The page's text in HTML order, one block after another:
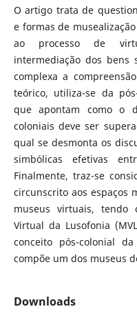
O artigo trata de
e formas de
ao processo de
intermediação dos bens
complexa a
teórico, utiliza-se da
que apontam como o
coloniais deve ser
qual se desmonta os
simbólicas efetivas
Finalmente, traz-se
circunscrito aos espaços
museus virtuais, tendo
Virtual da Lusofonia
conceito pós-colonial
compõe um dos museus
Downloads